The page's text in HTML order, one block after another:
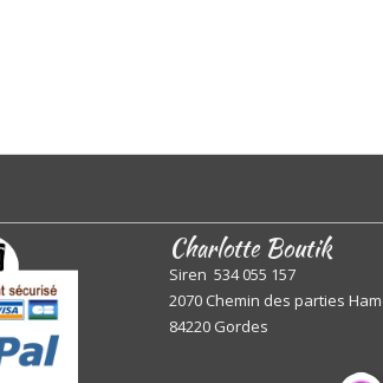
Charlotte Boutik
Siren 534 055 157
2070 Chemin des parties
84220 Gordes